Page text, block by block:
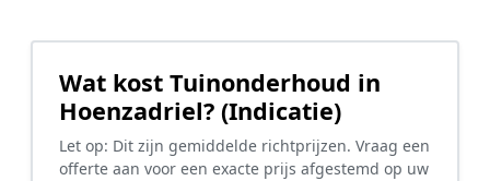
Wat kost Tuinonderhoud in
Hoenzadriel? (Indicatie)
Let op: Dit zijn gemiddelde richtprijzen. Vraag een
offerte aan voor een exacte prijs afgestemd op uw